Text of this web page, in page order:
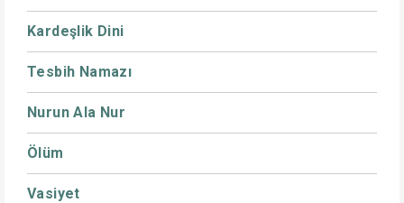
Kardeşlik Dini
Tesbih Namazı
Nurun Ala Nur
Ölüm
Vasiyet